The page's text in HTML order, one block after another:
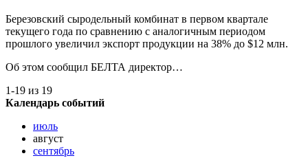
Березовский сыродельный комбинат в первом квартале
текущего года по сравнению с аналогичным периодом
прошлого увеличил экспорт продукции на 38% до $12 млн.
Об этом сообщил БЕЛТА директор…
1-19 из 19
Календарь событий
июль
август
сентябрь